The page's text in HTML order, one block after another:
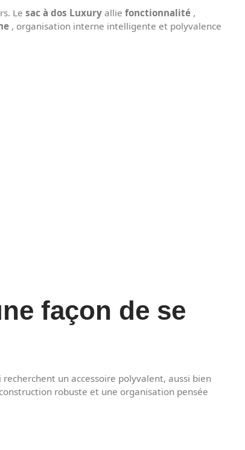
Le sac à dos Luxury allie fonctionnalité ,
, organisation interne intelligente et polyvalence
façon de se
un accessoire polyvalent, aussi bien
robuste et une organisation pensée